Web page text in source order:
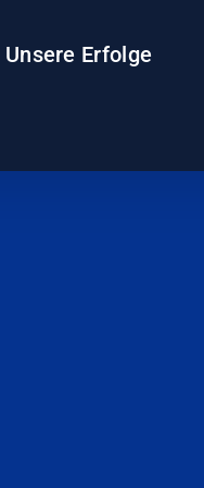
Unsere Erfolge